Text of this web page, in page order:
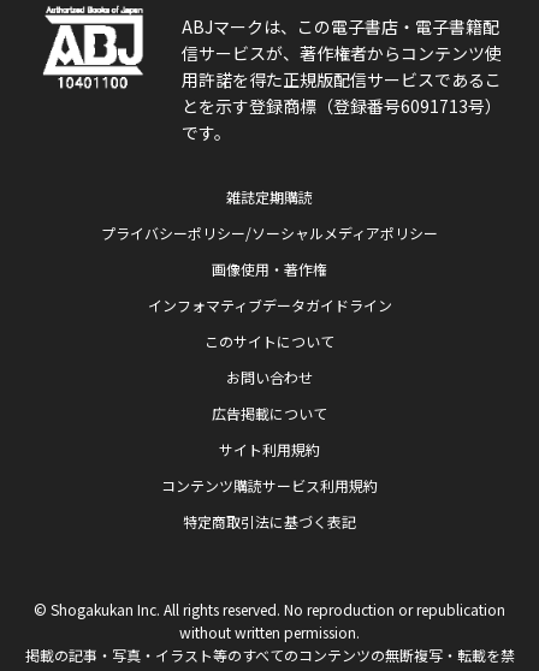
ABJマークは、この電子書店・電子書籍配
信サービスが、著作権者からコンテンツ使
用許諾を得た正規版配信サービスであるこ
とを示す登録商標（登録番号6091713号）
です。
雑誌定期購読
プライバシーポリシー/ソーシャルメディアポリシー
画像使用・著作権
インフォマティブデータガイドライン
このサイトについて
お問い合わせ
広告掲載について
サイト利用規約
コンテンツ購読サービス利用規約
特定商取引法に基づく表記
© Shogakukan Inc. All rights reserved. No reproduction or republication
without written permission.
掲載の記事・写真・イラスト等のすべてのコンテンツの無断複写・転載を禁